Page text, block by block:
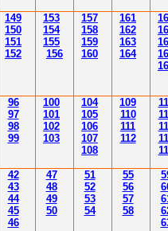
149
150
151
152
153
154
155
156
157
158
159
160
161
162
163
164
96
97
98
99
100
101
102
103
104
105
106
107
108
109
110
111
112
42
43
44
45
46
47
48
49
50
51
52
53
54
55
56
57
58